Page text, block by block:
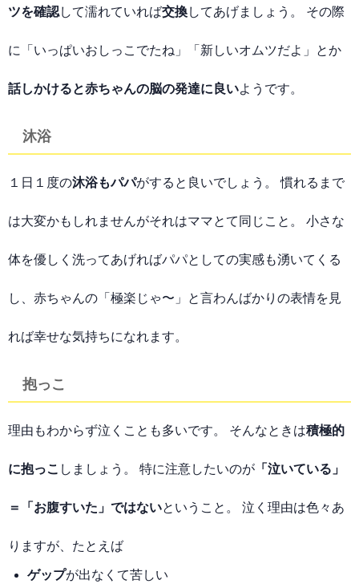
ツを確認して濡れていれば交換してあげましょう。 その際
に「いっぱいおしっこでたね」「新しいオムツだよ」とか
話しかけると赤ちゃんの脳の発達に良いようです。
沐浴
１日１度の沐浴もパパがすると良いでしょう。 慣れるまで
は大変かもしれませんがそれはママとて同じこと。 小さな
体を優しく洗ってあげればパパとしての実感も湧いてくる
し、赤ちゃんの「極楽じゃ〜」と言わんばかりの表情を見
れば幸せな気持ちになれます。
抱っこ
理由もわからず泣くことも多いです。 そんなときは積極的
に抱っこ しましょう。 特に注意したいのが 「泣いている」
＝「お腹すいた」ではないということ。 泣く理由は色々あ
りますが、たとえば
ゲップが出なくて苦しい